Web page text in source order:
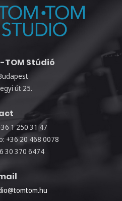
TOM Stúdió
út 25.
1 250 31 47
+36 20 468 0078
30 370 6474